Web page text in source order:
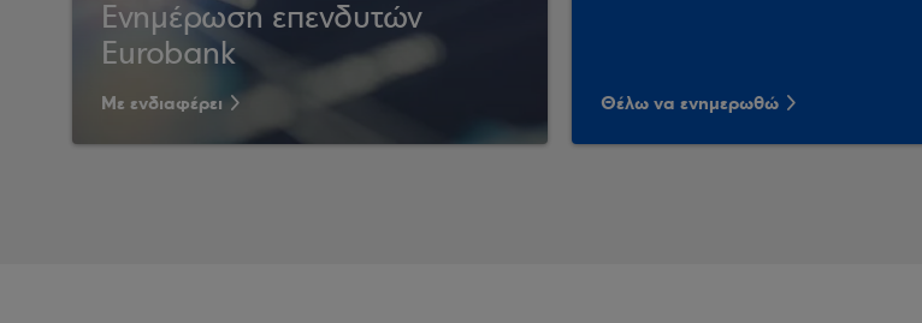
Ενημέρωση επενδυτών
Eurobank
Με ενδιαφέρει Θέλω να ενημερωθώ